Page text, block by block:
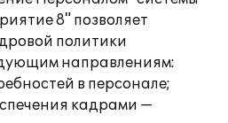
8" позволяет
политики
направлениям:
в персонале;
кадрами —